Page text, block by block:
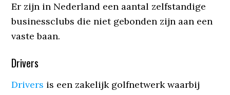
Er zijn in Nederland een aantal zelfstandige
businessclubs die niet gebonden zijn aan een
vaste baan.
Drivers
Drivers is een zakelijk golfnetwerk waarbij